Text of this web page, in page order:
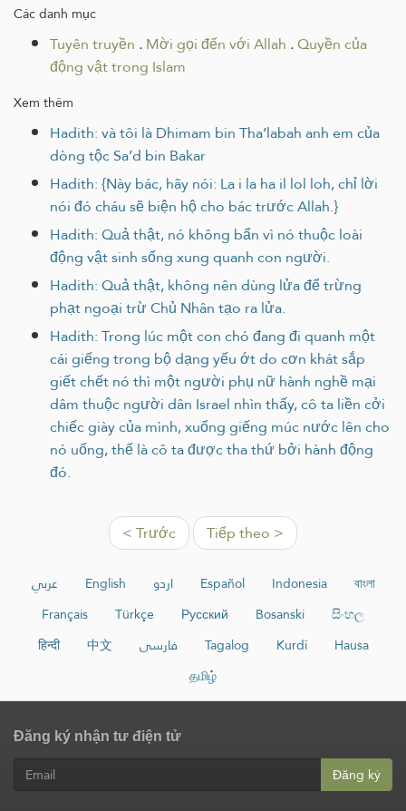
Các danh mục
Tuyên truyền .Mời gọi đến với Allah .Quyền của
động vật trong Islam
Xem thêm
Hadith: và tôi là Dhimam bin Tha’labah anh em của
dòng tộc Sa’d bin Bakar
Hadith: {Này bác, hãy nói: La i la ha il lol loh, chỉ lời
nói đó cháu sẽ biện hộ cho bác trước Allah.}
Hadith: Quả thật, nó không bẩn vì nó thuộc loài
động vật sinh sống xung quanh con người.
Hadith: Quả thật, không nên dùng lửa để trừng
phạt ngoại trừ Chủ Nhân tạo ra lửa.
Hadith: Trong lúc một con chó đang đi quanh một
cái giếng trong bộ dạng yếu ớt do cơn khát sắp
giết chết nó thì một người phụ nữ hành nghề mại
dâm thuộc người dân Israel nhìn thấy, cô ta liền cởi
chiếc giày của mình, xuống giếng múc nước lên cho
nó uống, thế là cô ta được tha thứ bởi hành động
đó.
< Trước Tiếp theo >
عربي English اردو Español Indonesia
বাংলা
Français
Türkçe Русский Bosanski
සිංහල
हिन्दी
中文 فارسی Tagalog Kurdî
Hausa
தமிழ்
Đăng ký nhận tư điện tử
Đăng ký